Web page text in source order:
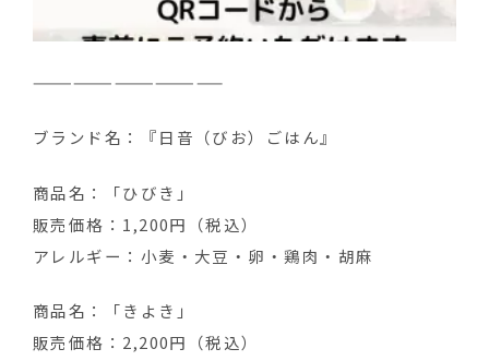
——————————————
ブランド名：『日音（びお）ごはん』
商品名：「ひびき」
販売価格：1,200円（税込）
アレルギー：小麦・大豆・卵・鶏肉・胡麻
商品名：「きよき」
販売価格：2,200円（税込）